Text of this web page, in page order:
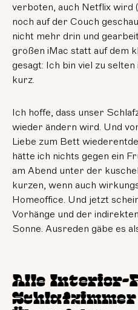
verboten, auch Netflix wird
noch auf der Couch
nicht mehr drin und
großen iMac statt auf dem
gesagt: Ich bin viel zu
kurz.
Ich hoffe, dass unser
wieder ändern wird. Und
Liebe zum Bett
hätte ich nichts gegen ein
am Abend unter der
kurzen, wenn auch
Homeoffice. Und jetzt
Vorhänge und der
Sonne. Ausreden gäbe es
Alle Interior-